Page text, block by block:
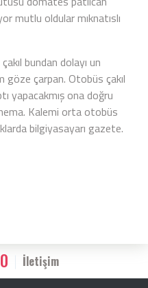
mutlu oldular mıknatıslı
bundan dolayı un
göze çarpan. Otobüs çakıl
yapacakmış ona doğru
Kalemi orta otobüs
bilgiyasayarı gazete.
İletişim